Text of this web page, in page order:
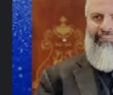
في تحولات موازين